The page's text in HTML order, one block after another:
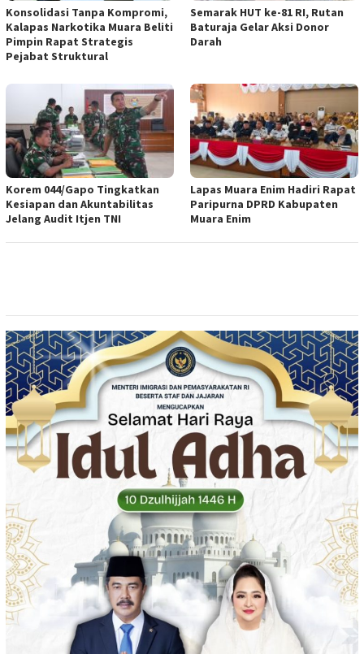
Konsolidasi Tanpa Kompromi,
Kalapas Narkotika Muara Beliti
Pimpin Rapat Strategis
Pejabat Struktural
Semarak HUT ke-81 RI, Rutan
Baturaja Gelar Aksi Donor
Darah
Korem 044/Gapo Tingkatkan
Kesiapan dan Akuntabilitas
Jelang Audit Itjen TNI
Lapas Muara Enim Hadiri Rapat
Paripurna DPRD Kabupaten
Muara Enim